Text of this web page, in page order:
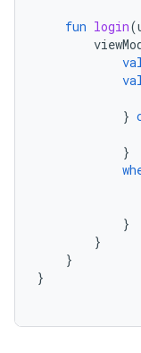
fun login(
}
}
}
}
}
}